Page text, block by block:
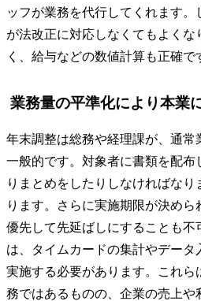
ッフが業務を代行してくれます。
が法改正に対応しなくてもよく
く、給与などの数値計算も正確で
業務量の平準化により本業
年末調整は総務や経理課が、通
一般的です。対象者に書類を配布
りまとめをしたりしなければな
ります。さらに実施期限が決め
優先して先延ばしにすることも不
は、タイムカードの集計やデータ
実施する必要があります。これら
務ではあるものの、企業の売上や